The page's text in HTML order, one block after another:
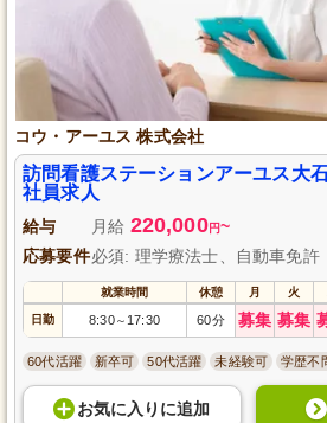
コウ・アーユス 株式会社
訪問看護ステーションアーユス大
社員求人
給与 月給 220,000円~
応募要件必須: 理学療法士、自動車免許
就業時間 休憩 月 火
日勤 8:30～ 17:30 60分 募集 募集
60代活躍 新卒可 50代活躍 未経験可 学歴不
お気に入り に追加